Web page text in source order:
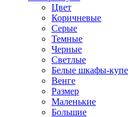
Цвет
Коричневые
Серые
Темные
Черные
Светлые
Белые шкафы-купе
Венге
Размер
Маленькие
Большие